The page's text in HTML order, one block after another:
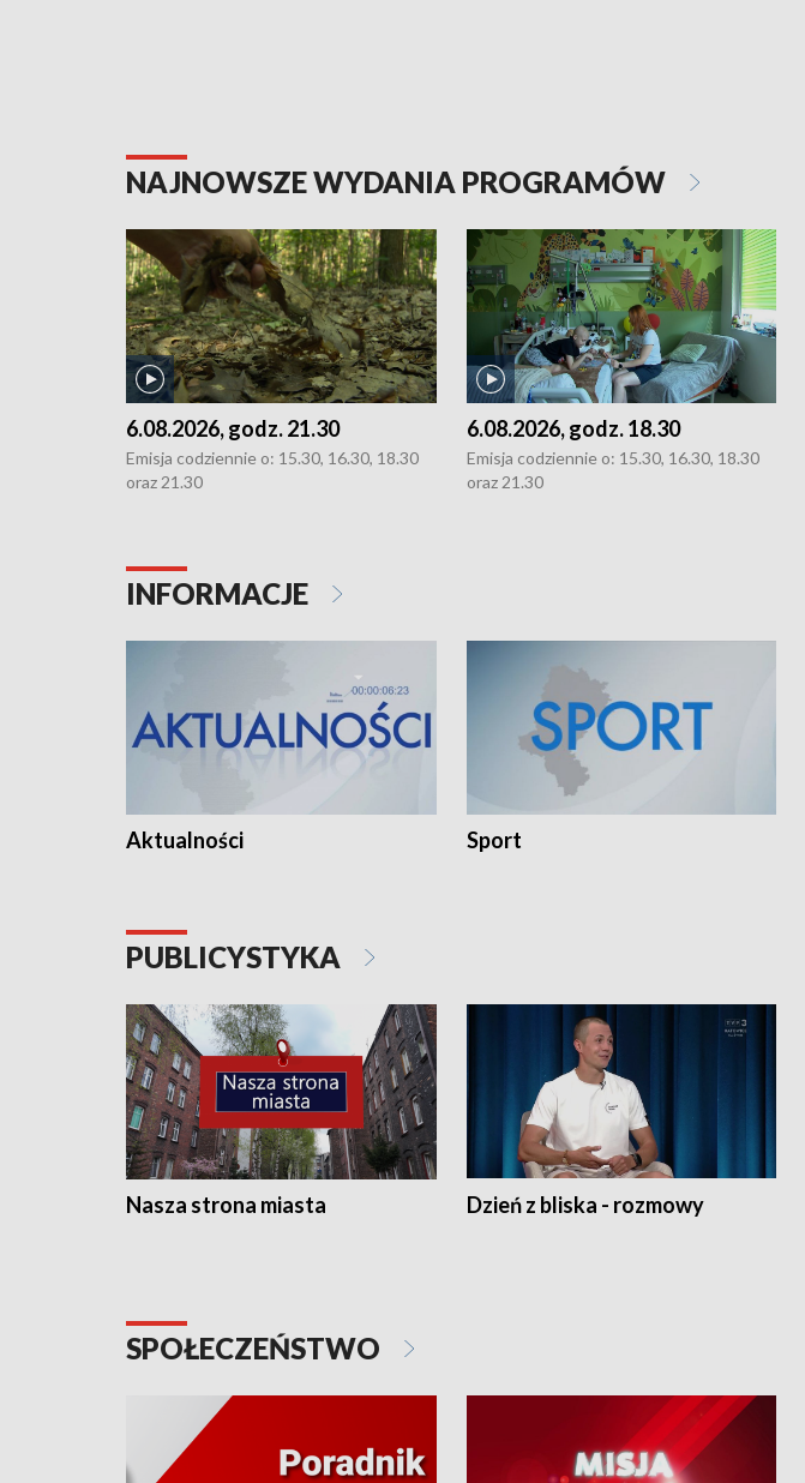
NAJNOWSZE WYDANIA PROGRAMÓW
6.08.2026, godz. 21.30
Emisja codziennie o: 15.30, 16.30, 18.30
oraz 21.30
6.08.2026, godz. 18.30
Emisja codziennie o: 15.30, 16.30, 18.30
oraz 21.30
INFORMACJE
Aktualności Sport
PUBLICYSTYKA
Nasza strona miasta Dzień z bliska - rozmowy
SPOŁECZEŃSTWO